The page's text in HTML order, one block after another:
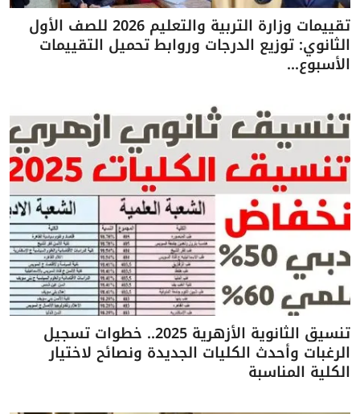
تقييمات وزارة التربية والتعليم 2026 للصف الأول
الثانوي: توزيع الدرجات وروابط تحميل التقييمات
الأسبوع...
تنسيق الثانوية الأزهرية 2025.. خطوات تسجيل
الرغبات وأحدث الكليات الجديدة ونصائح لاختيار
الكلية المناسبة